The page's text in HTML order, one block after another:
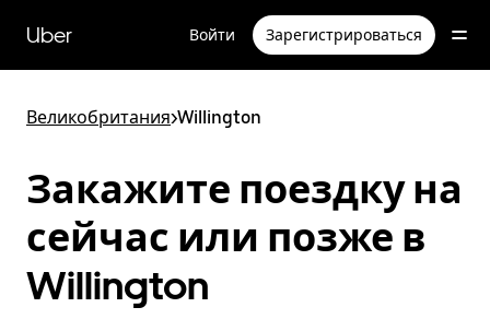
перейти
к
содержимому
Uber Войти Зарегистрироваться
Великобритания>Willington
Закажите поездку на
сейчас или позже в
Willington